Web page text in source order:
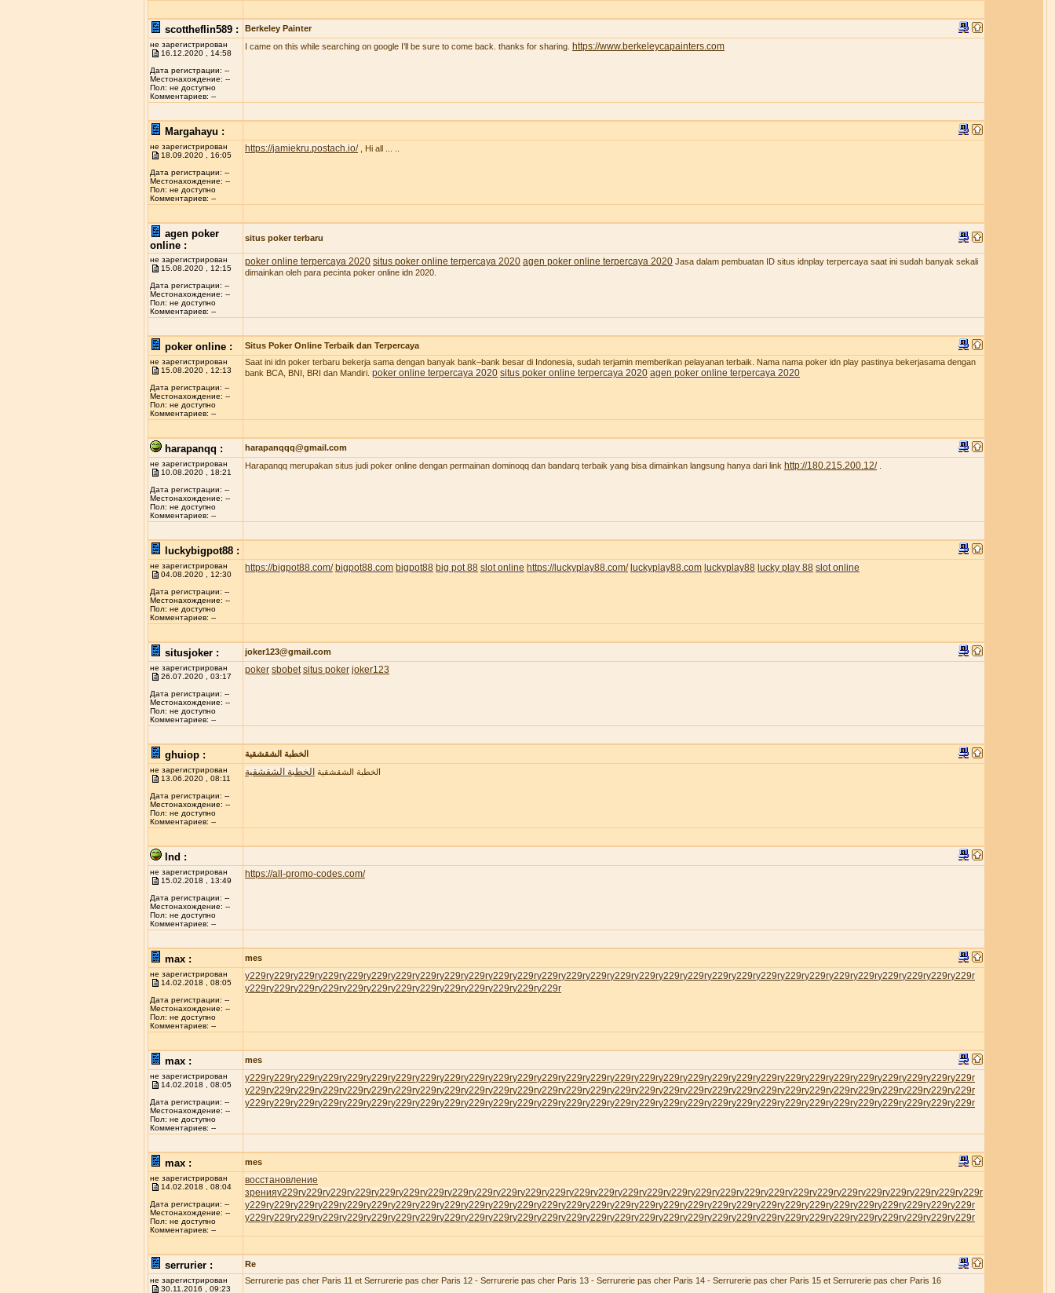
scottheflin589 : Berkeley Painter
не зарегистрирован
16.12.2020 , 14:58
Дата регистрации: --
Местонахождение: --
Пол: не доступно
Комментариев: --
I came on this while searching on google I’ll be sure to come back. thanks for sharing. https://www.berkeleycapainters.com
Margahayu :
не зарегистрирован
18.09.2020 , 16:05
Дата регистрации: --
Местонахождение: --
Пол: не доступно
Комментариев: --
https://jamiekru.postach.io/, Hi all ... ..
agen poker
online :
situs poker terbaru
не зарегистрирован
15.08.2020 , 12:15
Дата регистрации: --
Местонахождение: --
Пол: не доступно
Комментариев: --
poker online terpercaya 2020 situs poker online terpercaya 2020 agen poker online terpercaya 2020 Jasa dalam pembuatan ID situs idnplay terpercaya saat ini sudah banyak sekali
dimainkan oleh para pecinta poker online idn 2020.
poker online : Situs Poker Online Terbaik dan Terpercaya
не зарегистрирован
15.08.2020 , 12:13
Дата регистрации: --
Местонахождение: --
Пол: не доступно
Комментариев: --
Saat ini idn poker terbaru bekerja sama dengan banyak bank–bank besar di Indonesia, sudah terjamin memberikan pelayanan terbaik. Nama nama poker idn play pastinya bekerjasama dengan
bank BCA, BNI, BRI dan Mandiri. poker online terpercaya 2020 situs poker online terpercaya 2020 agen poker online terpercaya 2020
harapanqq : harapanqqq@gmail.com
не зарегистрирован
10.08.2020 , 18:21
Дата регистрации: --
Местонахождение: --
Пол: не доступно
Комментариев: --
Harapanqq merupakan situs judi poker online dengan permainan dominoqq dan bandarq terbaik yang bisa dimainkan langsung hanya dari link http://180.215.200.12/.
luckybigpot88 :
не зарегистрирован
04.08.2020 , 12:30
Дата регистрации: --
Местонахождение: --
Пол: не доступно
Комментариев: --
https://bigpot88.com/ bigpot88.com bigpot88 big pot 88 slot online https://luckyplay88.com/ luckyplay88.com luckyplay88 lucky play 88 slot online
situsjoker : joker123@gmail.com
не зарегистрирован
26.07.2020 , 03:17
Дата регистрации: --
Местонахождение: --
Пол: не доступно
Комментариев: --
poker sbobet situs poker joker123
ghuiop : الخطبة الشقشقية
не зарегистрирован
13.06.2020 , 08:11
Дата регистрации: --
Местонахождение: --
Пол: не доступно
Комментариев: --
الخطبة الشقشقية الخطبة الشقشقية
lnd :
не зарегистрирован
15.02.2018 , 13:49
Дата регистрации: --
Местонахождение: --
Пол: не доступно
Комментариев: --
https://all-promo-codes.com/
max : mes
не зарегистрирован
14.02.2018 , 08:05
Дата регистрации: --
Местонахождение: --
Пол: не доступно
Комментариев: --
у229rу229rу229rу229rу229rу229rу229rу229rу229rу229rу229rу229rу229rу229rу229rу229rу229rу229rу229rу229rу229rу229rу229rу229rу229rу229rу229rу229rу229rу229r
у229rу229rу229rу229rу229rу229rу229rу229rу229rу229rу229rу229rу229r
max : mes
не зарегистрирован
14.02.2018 , 08:05
Дата регистрации: --
Местонахождение: --
Пол: не доступно
Комментариев: --
у229rу229rу229rу229rу229rу229rу229rу229rу229rу229rу229rу229rу229rу229rу229rу229rу229rу229rу229rу229rу229rу229rу229rу229rу229rу229rу229rу229rу229rу229r
у229rу229rу229rу229rу229rу229rу229rу229rу229rу229rу229rу229rу229rу229rу229rу229rу229rу229rу229rу229rу229rу229rу229rу229rу229rу229rу229rу229rу229rу229r
у229rу229rу229rу229rу229rу229rу229rу229rу229rу229rу229rу229rу229rу229rу229rу229rу229rу229rу229rу229rу229rу229rу229rу229rу229rу229rу229rу229rу229rу229r
max : mes
не зарегистрирован
14.02.2018 , 08:04
Дата регистрации: --
Местонахождение: --
Пол: не доступно
Комментариев: --
восстановление
зренияу229rу229rу229rу229rу229rу229rу229rу229rу229rу229rу229rу229rу229rу229rу229rу229rу229rу229rу229rу229rу229rу229rу229rу229rу229rу229rу229rу229rу229r
у229rу229rу229rу229rу229rу229rу229rу229rу229rу229rу229rу229rу229rу229rу229rу229rу229rу229rу229rу229rу229rу229rу229rу229rу229rу229rу229rу229rу229rу229r
у229rу229rу229rу229rу229rу229rу229rу229rу229rу229rу229rу229rу229rу229rу229rу229rу229rу229rу229rу229rу229rу229rу229rу229rу229rу229rу229rу229rу229rу229r
serrurier : Re
не зарегистрирован
30.11.2016 , 09:23
Serrurerie pas cher Paris 11 et Serrurerie pas cher Paris 12 - Serrurerie pas cher Paris 13 - Serrurerie pas cher Paris 14 - Serrurerie pas cher Paris 15 et Serrurerie pas cher Paris 16